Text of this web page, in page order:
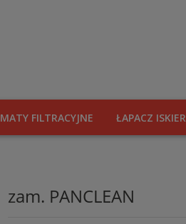
MATY FILTRACYJNE ŁAPACZ ISKIER
zam. PANCLEAN